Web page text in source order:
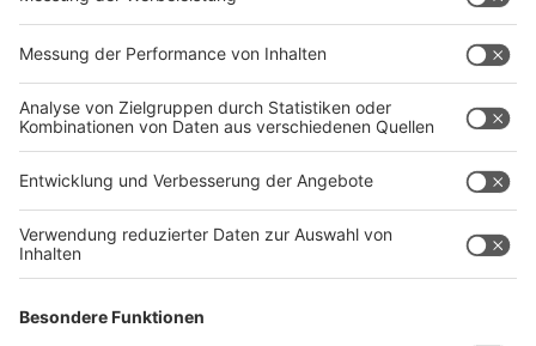
Sport und Bewegung
Anzeige
Kinder sind oft unermüdlich, auch bei hohen
Temperaturen. „Kinder flitzen, wenn der Ball rollt, egal
auf regelmäßige Trinkpausen zu achten. Viele